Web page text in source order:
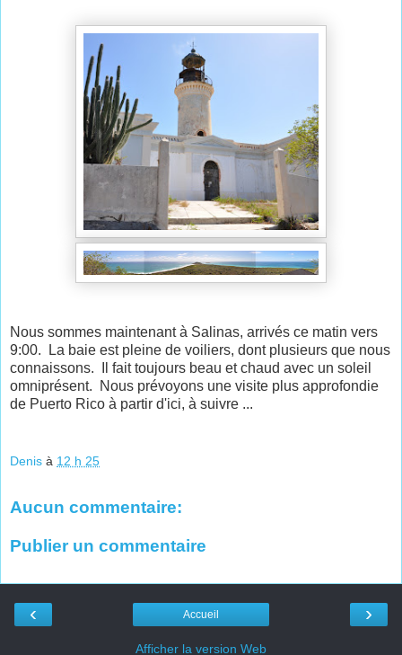
Nous sommes maintenant à Salinas, arrivés ce matin vers
9:00. La baie est pleine de voiliers, dont plusieurs que nous
connaissons. Il fait toujours beau et chaud avec un soleil
omniprésent. Nous prévoyons une visite plus approfondie
de Puerto Rico à partir d'ici, à suivre ...
Denis à 12 h 25
Aucun commentaire:
Publier un commentaire
‹ ›
Accueil
Afficher la version Web